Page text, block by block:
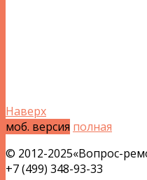
Наверх
моб. версия полная
© 2012-2025«Вопрос-
+7 (499) 348-93-33